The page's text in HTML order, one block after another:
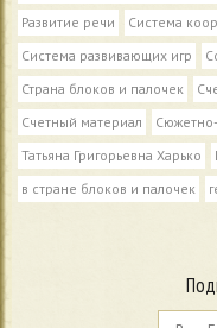
Развитие речи
Система
Система развивающих игр
Страна блоков и палочек
Счетный материал
Татьяна Григорьевна Харько
в стране блоков и палочек